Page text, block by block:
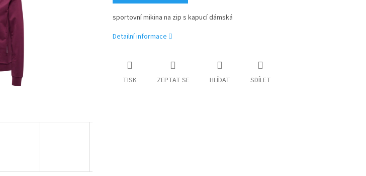
sportovní mikina na zip s kapucí dámská
Detailní informace
TISK ZEPTAT SE HLÍDAT SDÍLET